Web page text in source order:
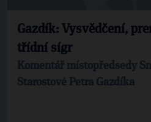
Gazdík: Vysvědčení,
třídní sígr
Komentář místopředsedy
Starostové Petra Gazdíka